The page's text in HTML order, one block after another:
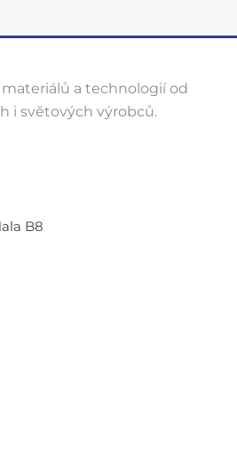
a technologií od
i světových výrobců.
B8